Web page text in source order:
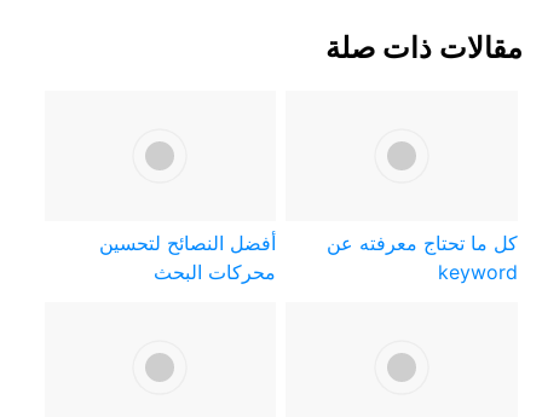
مقالات ذات صلة
كل ما تحتاج معرفته عن
keyword
أفضل النصائح لتحسين
محركات البحث